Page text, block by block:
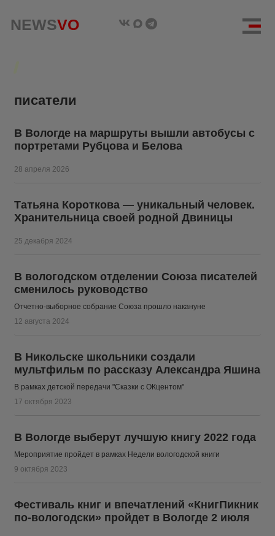
NEWSVO
NEWSVO
писатели
В Вологде на маршруты вышли автобусы с
портретами Рубцова и Белова
28 апреля 2026
Татьяна Короткова — уникальный человек.
Хранительница своей родной Двиницы
25 декабря 2024
В вологодском отделении Союза писателей
сменилось руководство
Отчетно-выборное собрание Союза прошло накануне
12 августа 2024
В Никольске школьники создали
мультфильм по рассказу Александра Яшина
В рамках детской передачи "Сказки с ОКцентом"
17 октября 2023
В Вологде выберут лучшую книгу 2022 года
Мероприятие пройдет в рамках Недели вологодской книги
9 октября 2023
Фестиваль книг и впечатлений «КнигПикник
по-вологодски» пройдет в Вологде 2 июля